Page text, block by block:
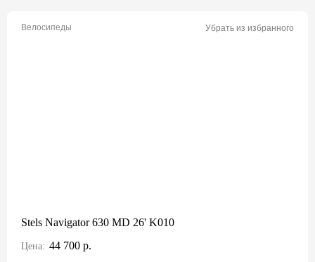
Велосипеды Убрать из избранного
Stels Navigator 630 MD 26' K010
Цена: 44 700 р.